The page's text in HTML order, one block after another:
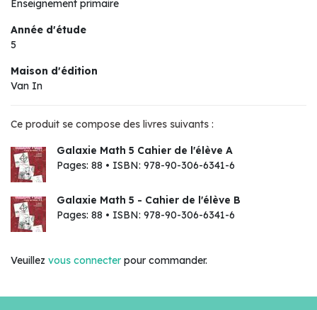
Enseignement primaire
Année d'étude
5
Maison d'édition
Van In
Ce produit se compose des livres suivants :
Galaxie Math 5 Cahier de l'élève A
Pages: 88 • ISBN: 978-90-306-6341-6
Galaxie Math 5 - Cahier de l'élève B
Pages: 88 • ISBN: 978-90-306-6341-6
Veuillez vous connecter pour commander.